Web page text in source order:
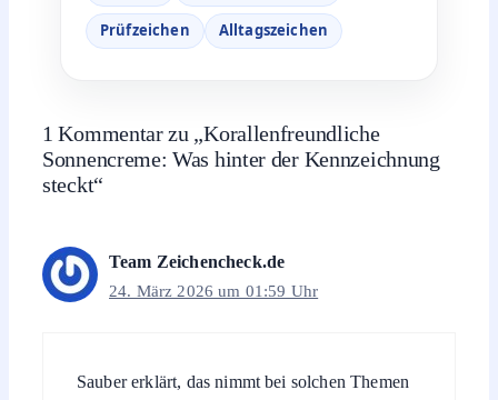
Prüfzeichen Alltagszeichen
1 Kommentar zu „Korallenfreundliche
Sonnencreme: Was hinter der Kennzeichnung
steckt“
Team Zeichencheck.de
24. März 2026 um 01:59 Uhr
Sauber erklärt, das nimmt bei solchen Themen